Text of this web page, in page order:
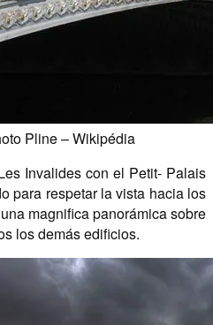
Pline – Wikipédia
Invalides con el Petit- Palais
para respetar la vista hacia los
magnifica panorámica sobre
los demás edificios.